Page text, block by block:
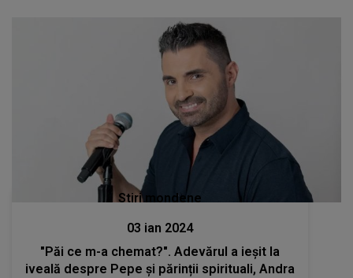
Stiri mondene
03 ian 2024
"Păi ce m-a chemat?". Adevărul a ieșit la
iveală despre Pepe și părinții spirituali, Andra